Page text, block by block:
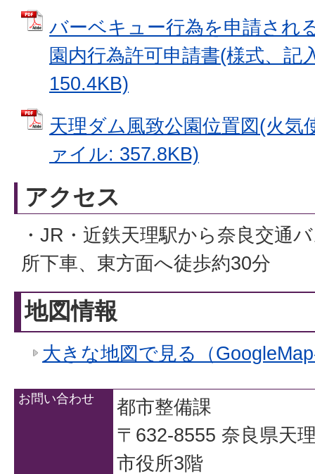
バーベキュー行為を申請され
園内行為許可申請書(様式、記
150.4KB)
天理ダム風致公園位置図(火気
ァイル: 357.8KB)
アクセス
・JR・近鉄天理駅から奈良交通
所下車、東方面へ徒歩約30分
地図情報
大きな地図で見る（
お問い合わせ
都市整備課
〒632-8555 奈良県天
市役所3階